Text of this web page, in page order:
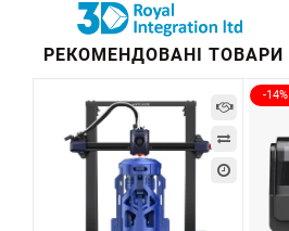
РЕКОМЕНДОВАНІ ТОВАРИ
-14%